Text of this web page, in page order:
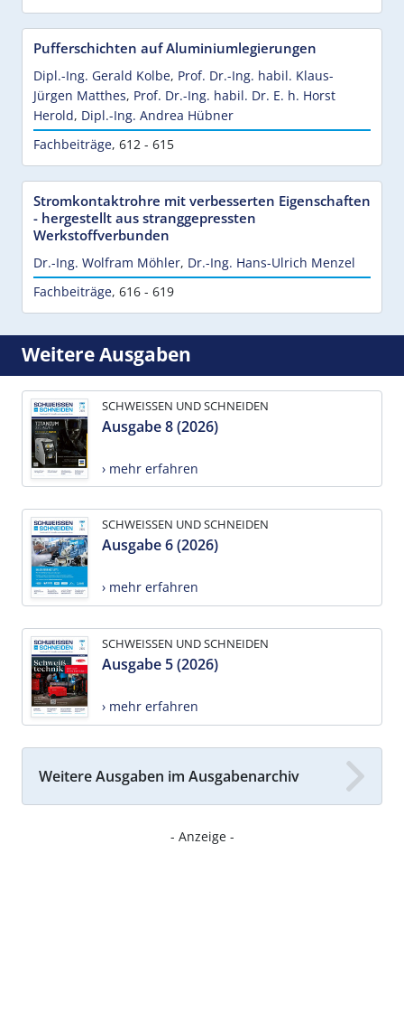
Pufferschichten auf Aluminiumlegierungen
Dipl.-Ing. Gerald Kolbe, Prof. Dr.-Ing. habil. Klaus-
Jürgen Matthes, Prof. Dr.-Ing. habil. Dr. E. h. Horst
Herold, Dipl.-Ing. Andrea Hübner
Fachbeiträge, 612 - 615
Stromkontaktrohre mit verbesserten Eigenschaften
- hergestellt aus stranggepressten
Werkstoffverbunden
Dr.-Ing. Wolfram Möhler, Dr.-Ing. Hans-Ulrich Menzel
Fachbeiträge, 616 - 619
Weitere Ausgaben
SCHWEISSEN UND SCHNEIDEN
Ausgabe 8 (2026)
› mehr erfahren
SCHWEISSEN UND SCHNEIDEN
Ausgabe 6 (2026)
› mehr erfahren
SCHWEISSEN UND SCHNEIDEN
Ausgabe 5 (2026)
› mehr erfahren
Weitere Ausgaben im Ausgabenarchiv
- Anzeige -